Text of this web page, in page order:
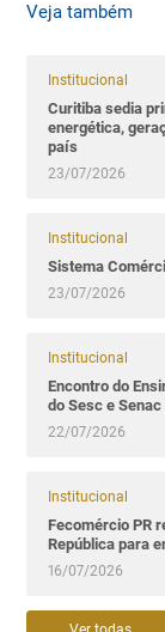
Veja também
Institucional
Curitiba sedia
energética,
país
23/07/2026
Institucional
Sistema
23/07/2026
Institucional
Encontro do
do Sesc e
22/07/2026
Institucional
Fecomércio PR
República para
16/07/2026